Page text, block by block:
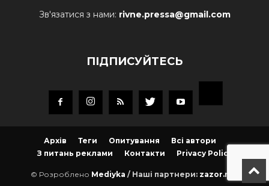
Зв'язатися з нами: rivne.pressa@gmail.com
ПІДПИСУЙТЕСЬ
Архів Теги Опитування
Всі автори
З питань реклами
Контакти Privacy Policy
© Розроблено Mediyka / Наші партнери: zazor.net